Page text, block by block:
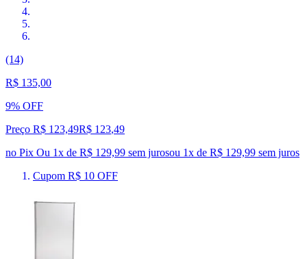
(14)
R$ 135,00
9% OFF
Preço R$ 123,49R$ 123,49
no Pix Ou 1x de R$ 129,99 sem jurosou 1x de R$ 129,99 sem juros
Cupom R$ 10 OFF